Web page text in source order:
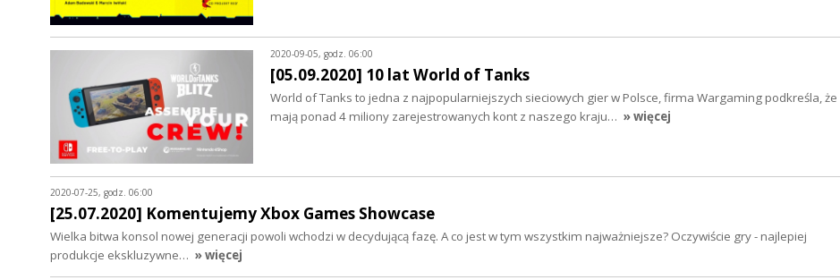
2020-09-05, godz. 06:00
[05.09.2020] 10 lat World of Tanks
World of Tanks to jedna z najpopularniejszych sieciowych gier w Polsce, firma Wargaming podkreśla, że
mają ponad 4 miliony zarejestrowanych kont z naszego kraju… » więcej
2020-07-25, godz. 06:00
[25.07.2020] Komentujemy Xbox Games Showcase
Wielka bitwa konsol nowej generacji powoli wchodzi w decydującą fazę. A co jest w tym wszystkim najważniejsze? Oczywiście gry - najlepiej
produkcje ekskluzywne… » więcej